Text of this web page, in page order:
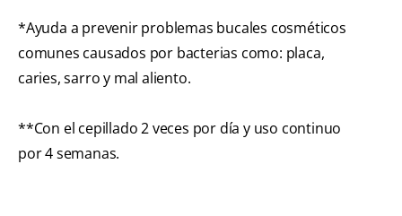
*Ayuda a prevenir problemas bucales cosméticos
comunes causados por bacterias como: placa,
caries, sarro y mal aliento.
**Con el cepillado 2 veces por día y uso continuo
por 4 semanas.